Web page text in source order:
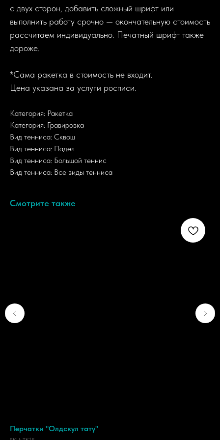
с двух сторон, добавить сложный шрифт или
выполнить работу срочно — окончательную стоимость
рассчитаем индивидуально. Печатный шрифт также
дороже.
*Сама ракетка в стоимость не входит.
Цена указана за услуги росписи.
Категория: Ракетка
Категория: Гравировка
Вид тенниса: Сквош
Вид тенниса: Падел
Вид тенниса: Большой теннис
Вид тенниса: Все виды тенниса
Смотрите также
Перчатки "Олдскул тату"